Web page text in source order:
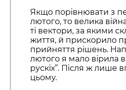
Якщо порівнювати з
лютого, то велика
ті вектори, за якими
життя, й прискорило
прийняття рішень.
лютого я мало вірила
рускіх”. Після ж лише
цьому.